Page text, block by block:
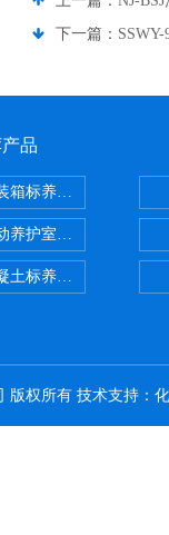
下一篇：
品
箱标养室 养护室设备
养护室 标养室
土标养室恒温恒湿设备
版权所有 技术支持：